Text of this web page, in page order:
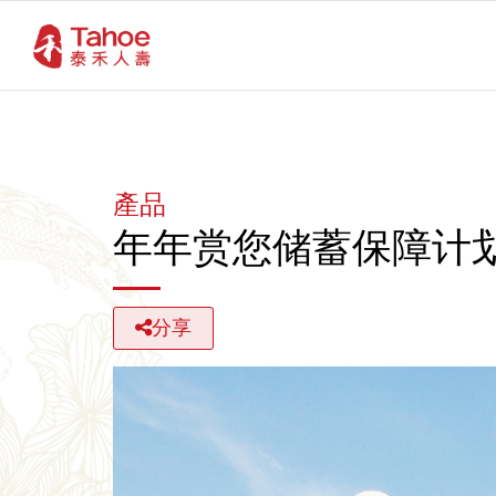
產品
年年赏您储蓄保障计
分享